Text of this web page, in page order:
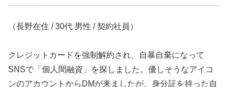
（長野在住 / 30代 男性 / 契約社員）
クレジットカードを強制解約され、自暴自棄になって
SNSで「個人間融資」を探しました。優しそうなアイコ
ンのアカウントからDMが来ましたが、身分証を持った自